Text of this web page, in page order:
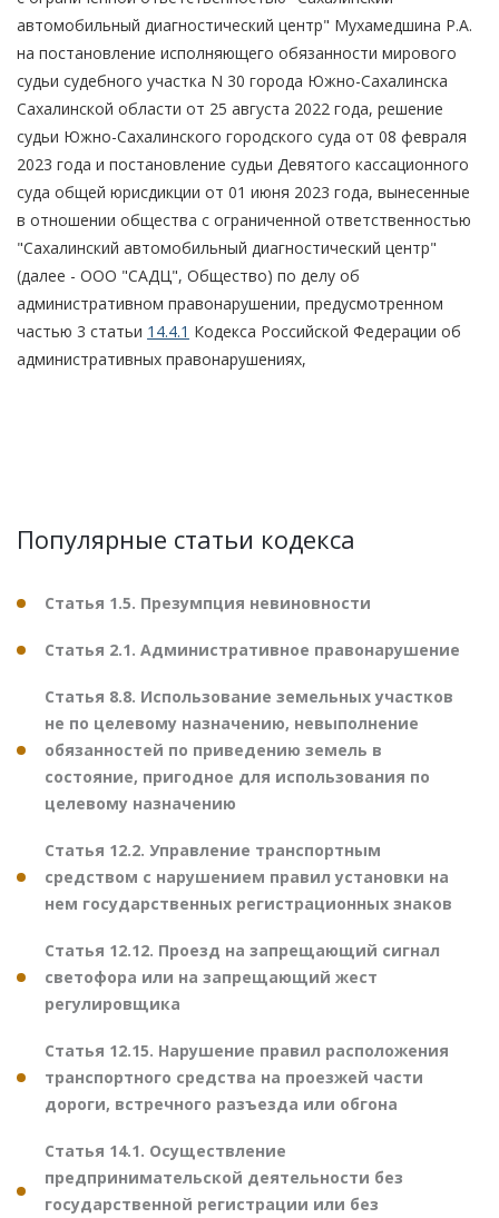
автомобильный диагностический центр" Мухамедшина Р.А.
на постановление исполняющего обязанности мирового
судьи судебного участка N 30 города Южно-Сахалинска
Сахалинской области от 25 августа 2022 года, решение
судьи Южно-Сахалинского городского суда от 08 февраля
2023 года и постановление судьи Девятого кассационного
суда общей юрисдикции от 01 июня 2023 года, вынесенные
в отношении общества с ограниченной ответственностью
"Сахалинский автомобильный диагностический центр"
(далее - ООО "САДЦ", Общество) по делу об
административном правонарушении, предусмотренном
частью 3 статьи 14.4.1 Кодекса Российской Федерации об
административных правонарушениях,
Популярные статьи кодекса
Статья 1.5. Презумпция невиновности
Статья 2.1. Административное правонарушение
Статья 8.8. Использование земельных участков
не по целевому назначению, невыполнение
обязанностей по приведению земель в
состояние, пригодное для использования по
целевому назначению
Статья 12.2. Управление транспортным
средством с нарушением правил установки на
нем государственных регистрационных знаков
Статья 12.12. Проезд на запрещающий сигнал
светофора или на запрещающий жест
регулировщика
Статья 12.15. Нарушение правил расположения
транспортного средства на проезжей части
дороги, встречного разъезда или обгона
Статья 14.1. Осуществление
предпринимательской деятельности без
государственной регистрации или без